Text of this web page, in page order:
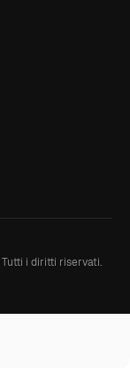
Tutti i diritti riservati.